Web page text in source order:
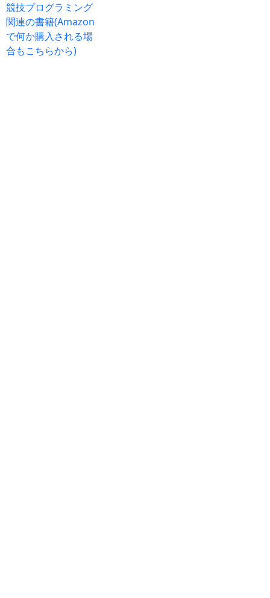
競技プログラミング
関連の書籍(Amazon
で何か購入される場
合もこちらから)